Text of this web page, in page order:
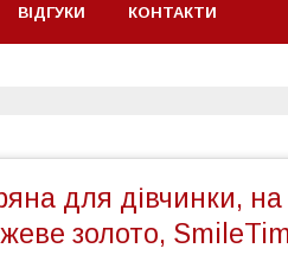
ВІДГУКИ КОНТАКТИ
для дівчинки, на
золото,